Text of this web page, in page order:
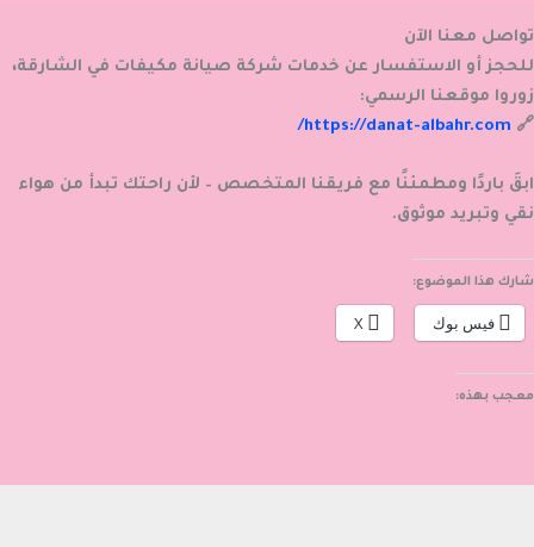
تواصل معنا الآن
للحجز أو الاستفسار عن خدمات شركة صيانة مكيفات في الشارقة،
زوروا موقعنا الرسمي:
🔗
https://danat-albahr.com/
ابقَ باردًا ومطمئنًا مع فريقنا المتخصص – لأن راحتك تبدأ من هواء
نقي وتبريد موثوق.
شارك هذا الموضوع:
فيس بوك X
معجب بهذه: